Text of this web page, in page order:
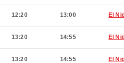
12:20 13:00 El
13:20 14:55 El
13:20 14:55 El